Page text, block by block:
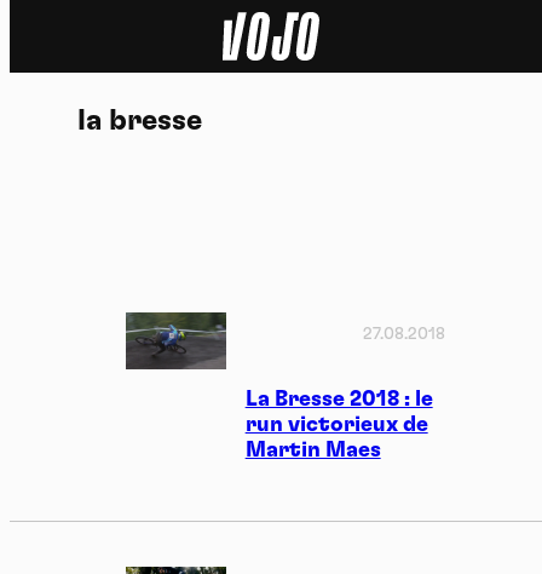
Tech
Dossier
Vidéos
Podcasts
la bresse
La Bresse 2018 : le
run victorieux de
Martin Maes
27.08.2018